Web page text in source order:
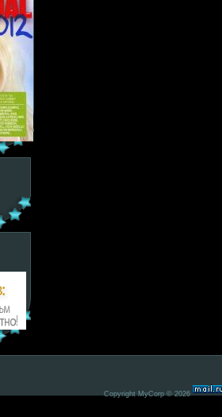
Copyright MyCorp © 2026